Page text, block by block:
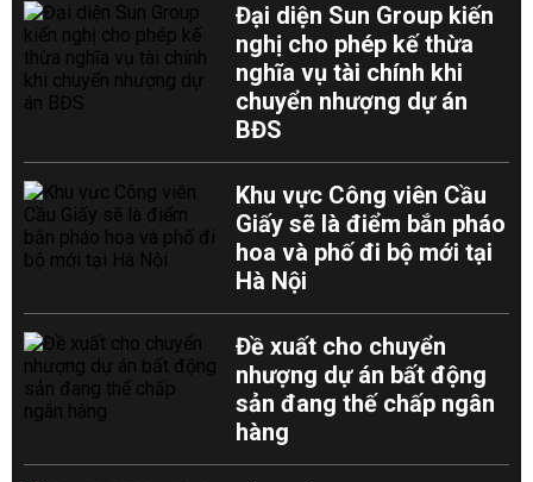
Đại diện Sun Group kiến
nghị cho phép kế thừa
nghĩa vụ tài chính khi
chuyển nhượng dự án
BĐS
Khu vực Công viên Cầu
Giấy sẽ là điểm bắn pháo
hoa và phố đi bộ mới tại
Hà Nội
Đề xuất cho chuyển
nhượng dự án bất động
sản đang thế chấp ngân
hàng